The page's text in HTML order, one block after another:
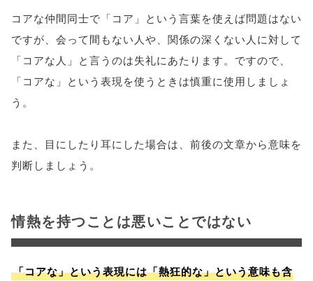
コアな仲間同士で「コア」という言葉を使えば問題はない
ですが、会って間もない人や、関係の深くない人に対して
「コアな人」と言うのは失礼にあたります。ですので、
「コアな」という表現を使うときは慎重に使用しましょ
う。
また、目にしたり耳にした場合は、前後の文章から意味を
判断しましょう。
情熱を持つことは悪いことではない
「コアな」という表現には「熱狂的な」という意味も含